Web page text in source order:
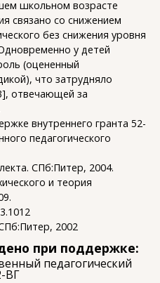
школьном возрасте
связано со снижением
без снижения уровня
у детей
(оцененный
что затрудняло
отвечающей за
внутреннего гранта 52-
педагогического
СПб:Питер, 2004.
и теория
2002
при поддержке:
педагогический
ВГ